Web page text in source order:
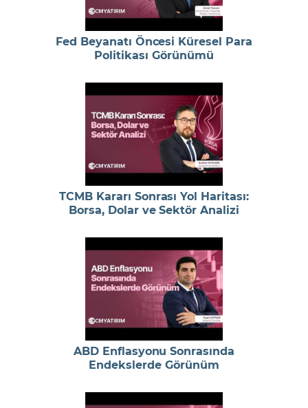
Fed Beyanatı Öncesi Küresel Para
Politikası Görünümü
TCMB Kararı Sonrası Yol Haritası:
Borsa, Dolar ve Sektör Analizi
ABD Enflasyonu Sonrasında
Endekslerde Görünüm